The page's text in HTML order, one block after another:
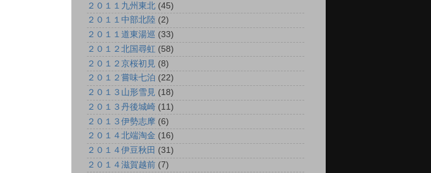
２０１１九州東北 (45)
２０１１中部北陸 (2)
２０１１道東湯巡 (33)
２０１２北国尋虹 (58)
２０１２京桜初見 (8)
２０１２嘗味七泊 (22)
２０１３山形雪見 (18)
２０１３丹後城崎 (11)
２０１３伊勢志摩 (6)
２０１４北端淘金 (16)
２０１４伊豆秋田 (31)
２０１４滋賀越前 (7)